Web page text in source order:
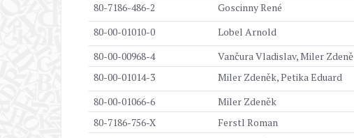
80-7186-486-2
Goscinny René
80-00-01010-0
Lobel Arnold
80-00-00968-4
Vančura Vladislav, Miler Zdeně
80-00-01014-3
Miler Zdeněk, Petika Eduard
80-00-01066-6
Miler Zdeněk
80-7186-756-X
Ferstl Roman